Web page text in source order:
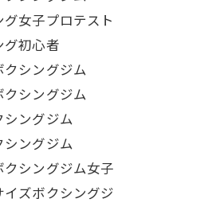
女子プロテスト
グ初心者
シングジム
シングジム
ングジム
ングジム
クシングジム女子
イズボクシングジ